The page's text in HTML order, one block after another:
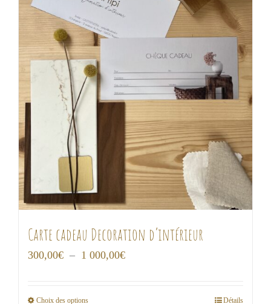
Carte cadeau Decoration d’intérieur
300,00€ – 1 000,00€Plage
Choix des options Détails